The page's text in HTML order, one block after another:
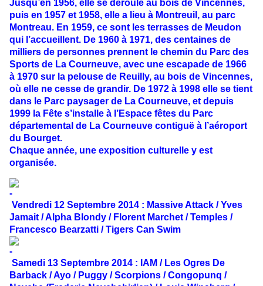
Jusqu’en 1956, elle se déroule au bois de Vincennes,
puis en 1957 et 1958, elle a lieu à Montreuil, au parc
Montreau. En 1959, ce sont les terrasses de Meudon
qui l’accueillent. De 1960 à 1971, des centaines de
milliers de personnes prennent le chemin du Parc des
Sports de La Courneuve, avec une escapade de 1966
à 1970 sur la pelouse de Reuilly, au bois de Vincennes,
où elle ne cesse de grandir. De 1972 à 1998 elle se tient
dans le Parc paysager de La Courneuve, et depuis
1999 la Fête s’installe à l’Espace fêtes du Parc
départemental de La Courneuve contiguë à l’aéroport
du Bourget.
Chaque année, une exposition culturelle y est
organisée.
Vendredi 12 Septembre 2014 : Massive Attack / Yves
Jamait / Alpha Blondy / Florent Marchet / Temples /
Francesco Bearzatti / Tigers Can Swim
Samedi 13 Septembre 2014 : IAM / Les Ogres De
Barback / Ayo / Puggy / Scorpions / Congopunq /